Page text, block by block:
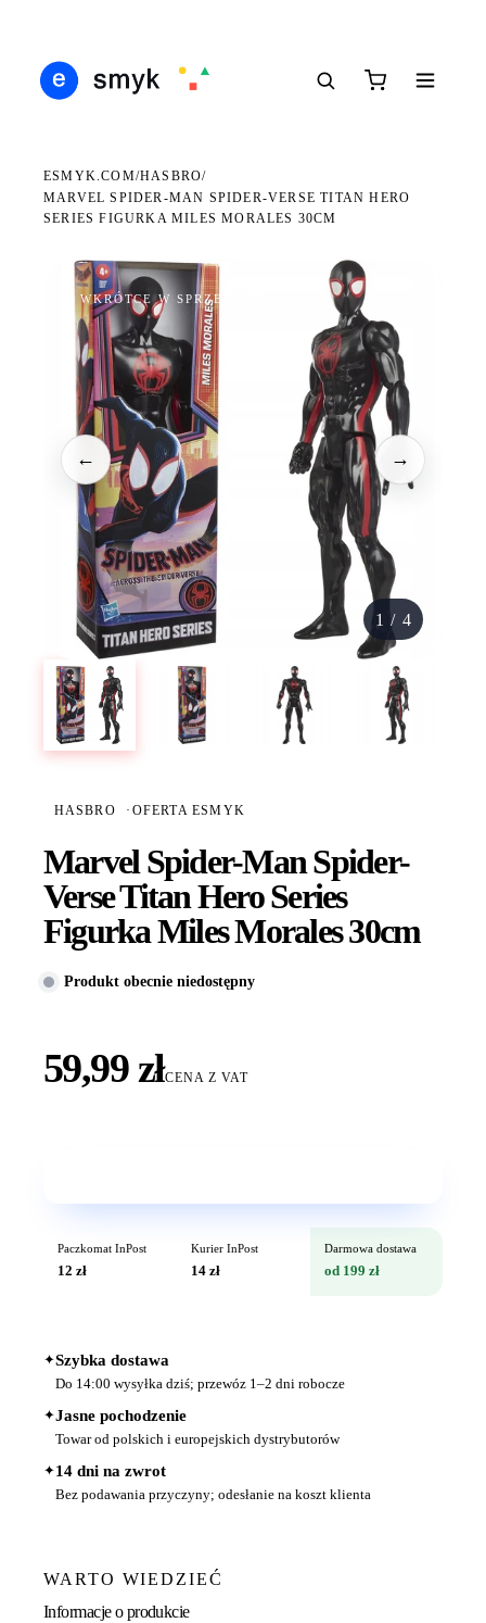
ESMYK.COM/HASBRO/
MARVEL SPIDER-MAN SPIDER-VERSE TITAN HERO
SERIES FIGURKA MILES MORALES 30CM
WKRÓTCE W SPRZEDAŻY
← →
1 / 4
HASBRO · OFERTA ESMYK
Marvel Spider-Man Spider-
Verse Titan Hero Series
Figurka Miles Morales 30cm
Produkt obecnie niedostępny
59,99 złCENA Z VAT
Paczkomat InPost
12 zł
Kurier InPost
14 zł
Darmowa dostawa
od 199 zł
✦Szybka dostawa
Do 14:00 wysyłka dziś; przewóz 1–2 dni robocze
✦Jasne pochodzenie
Towar od polskich i europejskich dystrybutorów
✦14 dni na zwrot
Bez podawania przyczyny; odesłanie na koszt klienta
WARTO WIEDZIEĆ
Informacje o produkcie